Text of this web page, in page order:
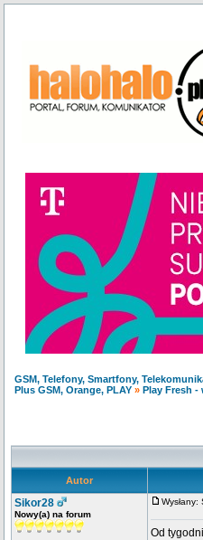
GSM, Telefony, Smartfony,
Plus GSM, Orange, PLAY » Play Fresh -
Autor
Sikor28
Nowy(a) na forum
Od